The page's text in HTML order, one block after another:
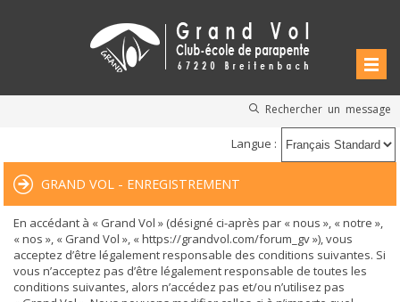
Rechercher un message
Langue :
GRAND VOL - ENREGISTREMENT
En accédant à « Grand Vol » (désigné ci-après par « nous », « notre »,
« nos », « Grand Vol », « https://grandvol.com/forum_gv »), vous
acceptez d’être légalement responsable des conditions suivantes. Si
vous n’acceptez pas d’être légalement responsable de toutes les
conditions suivantes, alors n’accédez pas et/ou n’utilisez pas